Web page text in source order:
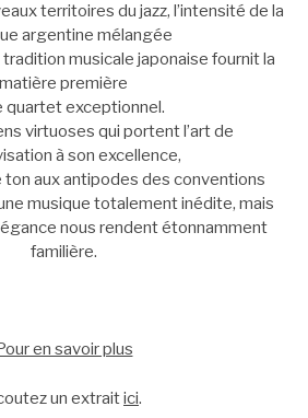
territoires du jazz, l’intensité de la
argentine mélangée
musicale japonaise fournit la
matière première
quartet exceptionnel.
virtuoses qui portent l’art de
à son excellence,
ton aux antipodes des conventions
musique totalement inédite, mais
nous rendent étonnamment
familière.
en savoir plus
un extraitici.